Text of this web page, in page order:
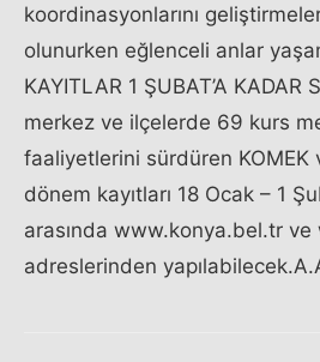
koordinasyonlarını
olunurken eğlenceli anlar
KAYITLAR 1 ŞUBAT’A KADAR
merkez ve ilçelerde 69 kurs
faaliyetlerini sürdüren KOMEK
dönem kayıtları 18 Ocak – 1
arasında www.konya.bel.tr
adreslerinden